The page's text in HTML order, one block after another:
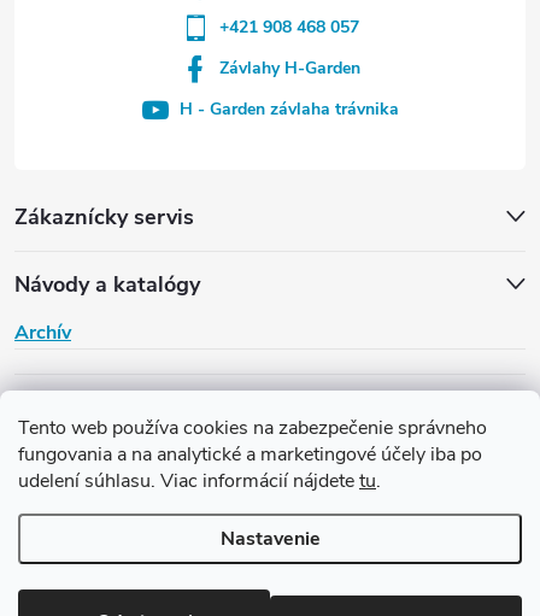
Tento web používa cookies na zabezpečenie správneho
fungovania a na analytické a marketingové účely iba po
udelení súhlasu. Viac informácií nájdetetu.
Nastavenie
Zákaznícky servis
Návody a katalógy
Archív
+421 908 468 057
Závlahy H-Garden
H - Garden závlaha trávnika
nastavenie cookies